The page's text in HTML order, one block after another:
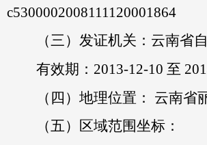
c5300002008111120001864
（三）发证机关：云南省
有效期：2013-12-10 至
（四）地理位置： 云南省
（五）区域范围坐标：